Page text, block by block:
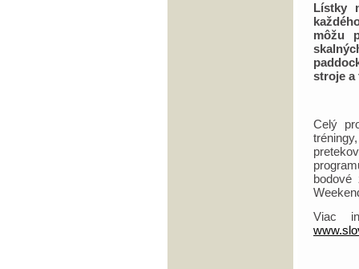
Lístky
môžu
stroje a
Celý
Viac